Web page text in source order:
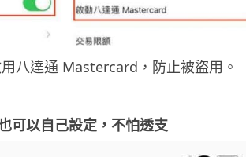
八達通 Mastercard， 防止被盜用。
可以自己設定，不怕透支